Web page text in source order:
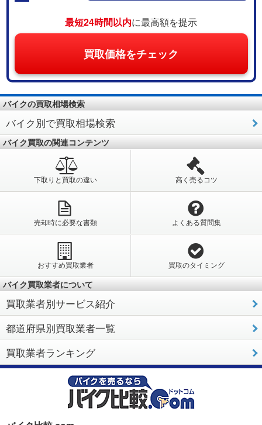
最短24時間以内に最高額を提示
買取価格をチェック
バイクの買取相場検索
バイク別で買取相場検索
バイク買取の関連コンテンツ
下取りと買取の違い 高く売るコツ
売却時に必要な書類 よくある質問集
おすすめ買取業者 買取のタイミング
バイク買取業者について
買取業者別サービス紹介
都道府県別買取業者一覧
買取業者ランキング